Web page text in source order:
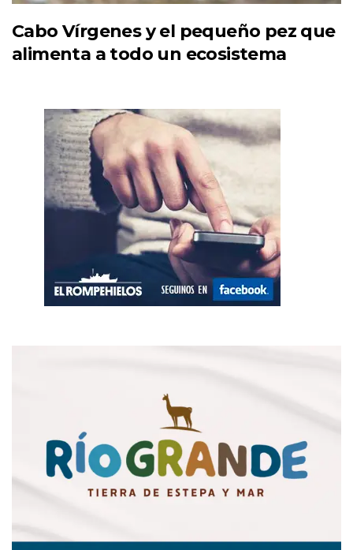
Cabo Vírgenes y el pequeño pez que
alimenta a todo un ecosistema